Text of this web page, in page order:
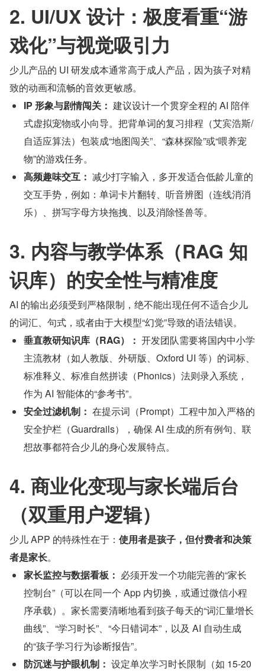
2. UI/UX 设计：极度看重“游
戏化”与视觉吸引力
少儿产品的 UI 研发成本通常高于成人产品，因为孩子对精
致的动画和流畅的音效更敏感。
IP 形象与剧情闯关： 建议设计一个贯穿全程的 AI 陪伴
式虚拟宠物或小向导。把背单词的复习排程（艾宾浩斯/
自适应算法）包装成“地图闯关”、“森林探险”或“喂养宠
物”的游戏任务。
高频趣味交互： 减少打字输入，多开发适合低龄儿童的
交互手势，例如：单词卡片翻转、听音辨图（连线消消
乐）、拼写字母方块拖拽、以及消除怪兽等。
3. 内容与教学体系（RAG 知
识库）的安全性与精准度
AI 的输出必须受到严格限制，绝不能出现任何不适合少儿
的词汇、句式，或者由于大模型“幻觉”导致的语法错误。
垂直教研知识库（RAG）： 开发团队需要将国内中小学
主流教材（如人教版、外研版、Oxford UI 等）的词标、
标准释义、标准自然拼读（Phonics）法则录入系统，
作为 AI 智能体的“参考书”。
安全过滤机制： 在提示词（Prompt）工程中加入严格的
安全护栏（Guardrails），确保 AI 生成的所有例句、联
想故事都符合少儿的身心发展特点。
4. 商业化变现与家长端后台
（双重用户逻辑）
少儿 APP 的特殊性在于： 使用者是孩子，但付费者和决策
者是家长。
家长监控与数据看板： 必须开发一个功能完善的“家长
控制台”（可以在同一个 App 内切换，或通过微信小程
序承载）。家长需要清晰地看到孩子每天的“词汇量增长
曲线”、“学习时长”、“今日错词本”，以及 AI 自动生成
的“孩子学习行为诊断报告”。
防沉迷与护眼机制： 设定单次学习时长限制（如 15-20